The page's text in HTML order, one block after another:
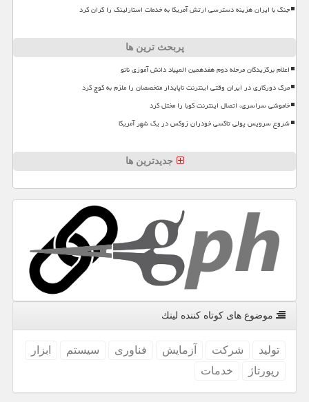
جنگ با ایران هزینه دسترسی ارتش آمریکا به خدمات استارلینک را گران کرد
پربحث ترین ها
اعلام برگزیدگان مرحله دوم هفدهمین المپیاد دانش آموزی نانو
مرگ دورکاری در ایران وقتی اینترنت ناپایدار متخصصان را ملزم به کوچ کرد
خاموشی سراسری، اتصال اینترنت کوبا را مختل کرد
شروع سرویس پولی تاکسی خودران زوکس در یک شهر آمریکا
جدیدترین ها
موضوع های كوتاه كننده لینك
تولید شركت آزمایش فناوری سیستم
ابزار
رپورتاژ
خدمات